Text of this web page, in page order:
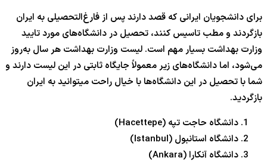
برای دانشجویان ایرانی که قصد دارند پس از فارغ‌التحصیلی به ایران
بازگردند و مطب تاسیس کنند، تحصیل در دانشگاه‌های مورد تایید
وزارت بهداشت بسیار مهم است. لیست وزارت بهداشت هر سال به‌روز
می‌شود، اما دانشگاه‌های زیر معمولاً جایگاه ثابتی در این لیست دارند و
شما با تحصیل در این دانشگاه‌ها با خیال راحت میتوانید به ایران
بازگردید.
دانشگاه حاجت تپه (Hacettepe)
دانشگاه استانبول (Istanbul)
دانشگاه آنکارا (Ankara)